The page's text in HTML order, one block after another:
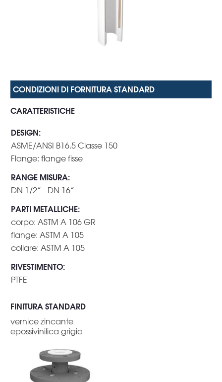
CARATTERISTICHE
DESIGN:
ASME/ANSI B16.5 Classe 150
Flange: flange fisse
RANGE MISURA:
DN 1/2” - DN 16”
PARTI METALLICHE:
corpo: ASTM A 106 GR
flange: ASTM A 105
collare: ASTM A 105
RIVESTIMENTO:
PTFE
FINITURA STANDARD
vernice zincante
epossivinilica grigia